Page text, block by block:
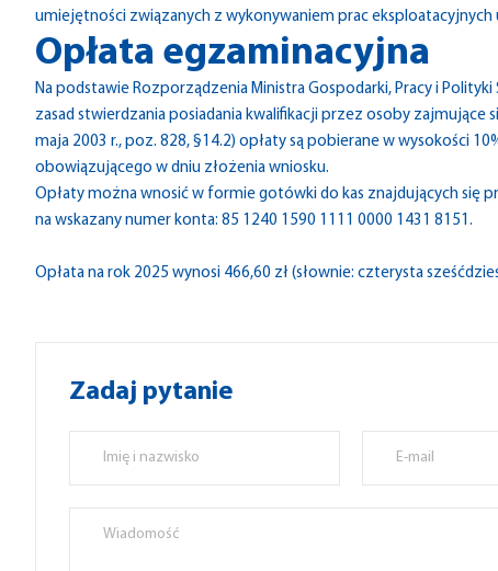
umiejętności związanych z wykonywaniem prac eksploatacyjnych
Opłata egzaminacyjna
Na podstawie Rozporządzenia Ministra Gospodarki, Pracy i
zasad stwierdzania posiadania kwalifikacji przez osoby zajmujące
maja 2003 r., poz. 828, §14.2) opłaty są pobierane w wysokości
obowiązującego w dniu złożenia wniosku.
Opłaty można wnosić w formie gotówki do kas znajdujących się
na wskazany numer konta: 85 1240 1590 1111 0000 1431 8151.
Opłata na rok 2025 wynosi 466,60 zł (słownie: czterysta
Zadaj pytanie